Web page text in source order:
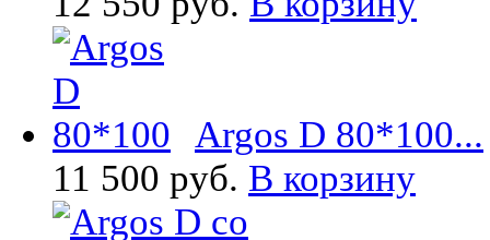
Argos D 80*100...
11 500 руб. В корзину